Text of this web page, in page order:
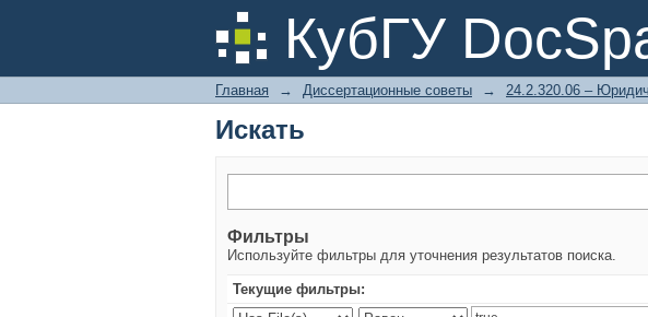
КубГУ
Искать
Главная → Диссертационные советы → 24.2.320.06 –
Искать
Фильтры
Используйте фильтры для уточнения результатов поиска.
Текущие фильтры: